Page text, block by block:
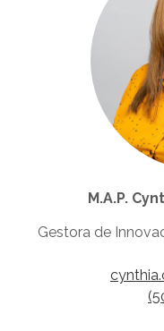
M.A.P.
Gestora de